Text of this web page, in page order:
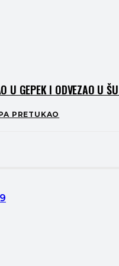
U GEPEK I ODVEZAO U
PRETUKAO